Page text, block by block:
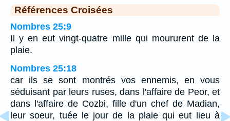
Références Croisées
Nombres 25:9
Il y en eut vingt-quatre mille qui moururent de la
plaie.
Nombres 25:18
car ils se sont montrés vos ennemis, en vous
séduisant par leurs ruses, dans l'affaire de Peor, et
dans l'affaire de Cozbi, fille d'un chef de Madian,
leur soeur, tuée le jour de la plaie qui eut lieu à